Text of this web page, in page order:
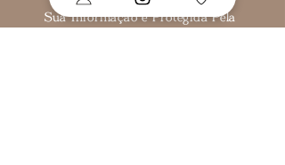
Sua Informação é Protegida Pela